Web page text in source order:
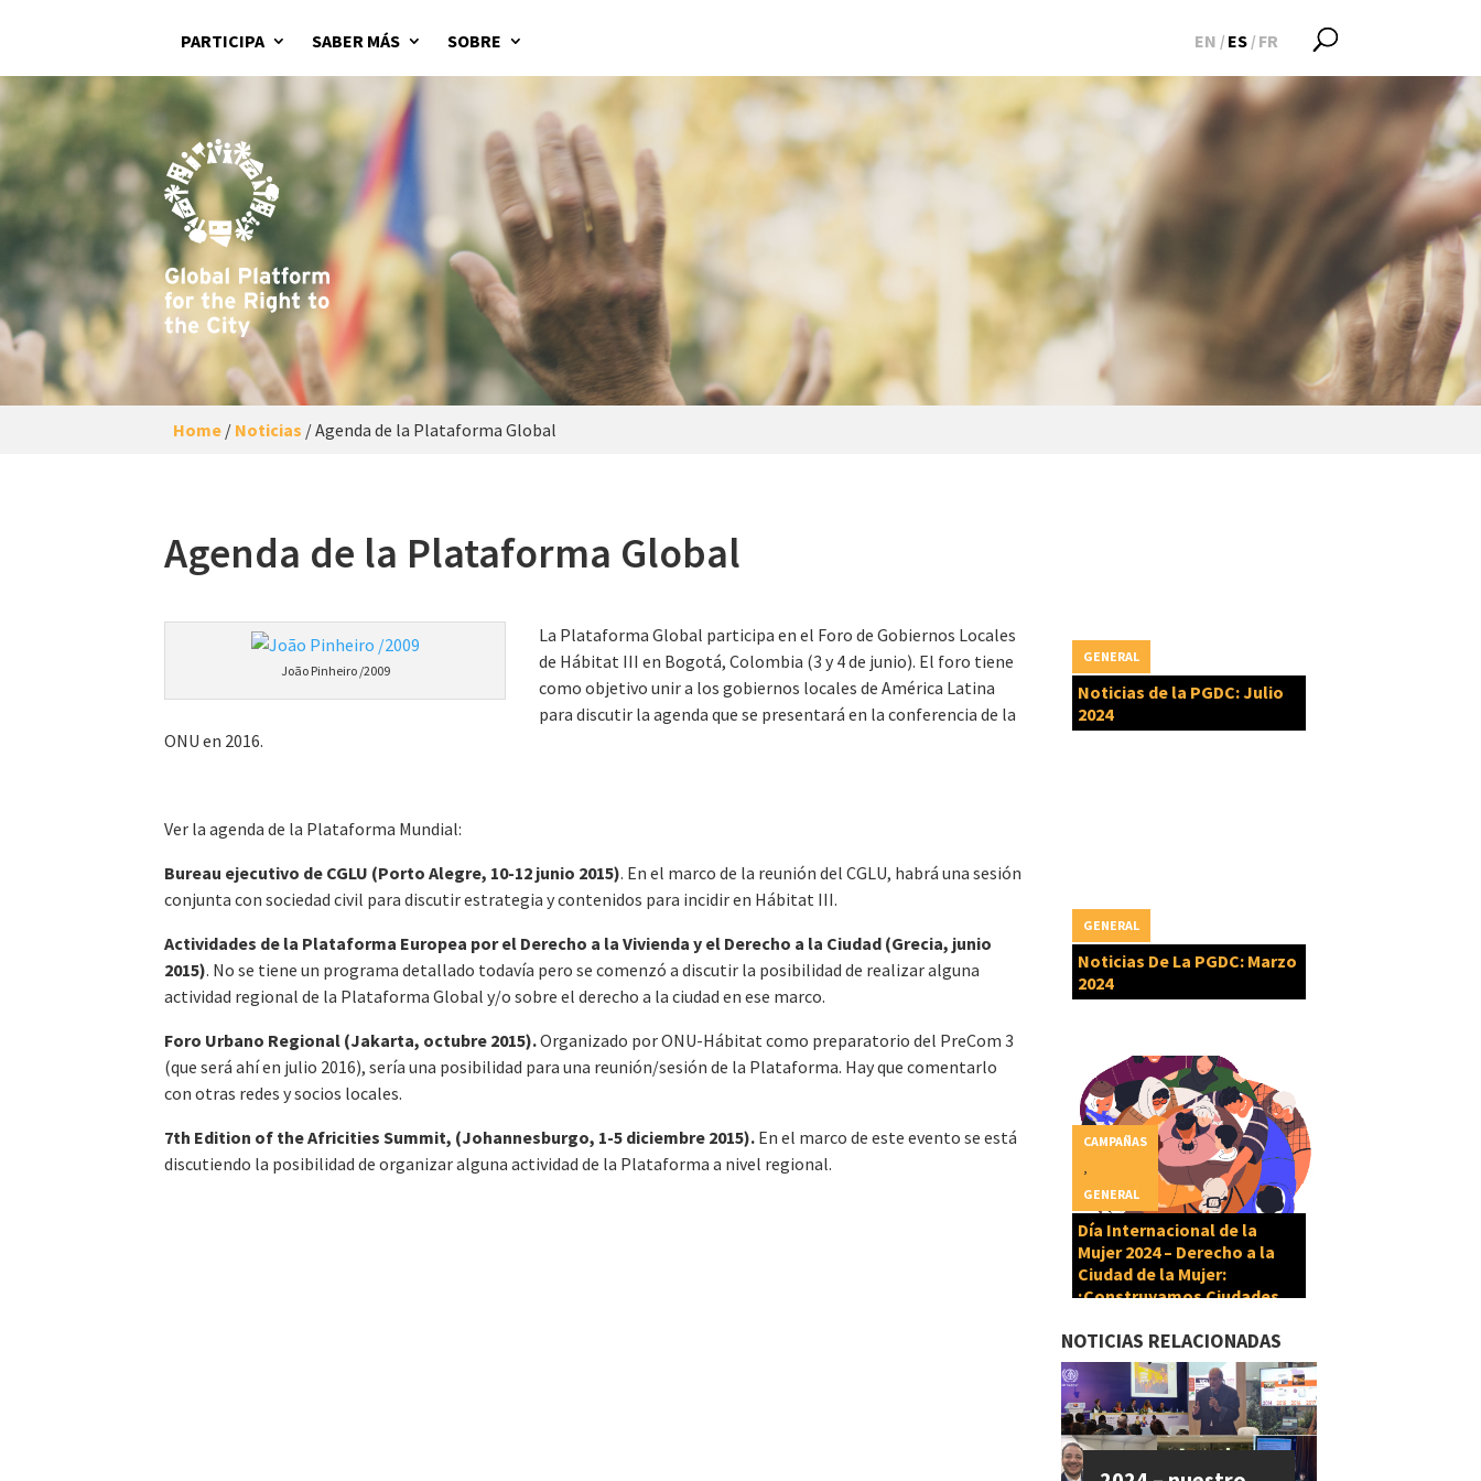
PARTICIPA SABER MÁS SOBRE EN ES FR
Home / Noticias /Agenda de la Plataforma Global
Agenda de la Plataforma Global
João Pinheiro /2009
La Plataforma Global participa en el Foro de Gobiernos Locales
de Hábitat III en Bogotá, Colombia (3 y 4 de junio). El foro tiene
como objetivo unir a los gobiernos locales de América Latina
para discutir la agenda que se presentará en la conferencia de la
ONU en 2016.
Ver la agenda de la Plataforma Mundial:
Bureau ejecutivo de CGLU (Porto Alegre, 10-12 junio 2015). En el marco de la reunión del CGLU, habrá una sesión
conjunta con sociedad civil para discutir estrategia y contenidos para incidir en Hábitat III.
Actividades de la Plataforma Europea por el Derecho a la Vivienda y el Derecho a la Ciudad (Grecia, junio
2015). No se tiene un programa detallado todavía pero se comenzó a discutir la posibilidad de realizar alguna
actividad regional de la Plataforma Global y/o sobre el derecho a la ciudad en ese marco.
Foro Urbano Regional (Jakarta, octubre 2015).Organizado por ONU-Hábitat como preparatorio del PreCom 3
(que será ahí en julio 2016), sería una posibilidad para una reunión/sesión de la Plataforma. Hay que comentarlo
con otras redes y socios locales.
7th Edition of the Africities Summit, (Johannesburgo, 1-5 diciembre 2015). En el marco de este evento se está
discutiendo la posibilidad de organizar alguna actividad de la Plataforma a nivel regional.
Noticias de la PGDC: Julio
2024
GENERAL
Noticias De La PGDC: Marzo
2024
GENERAL
Día Internacional de la
Mujer 2024 – Derecho a la
Ciudad de la Mujer:
¡Construyamos Ciudades
CAMPAÑAS
GENERAL
NOTICIAS RELACIONADAS